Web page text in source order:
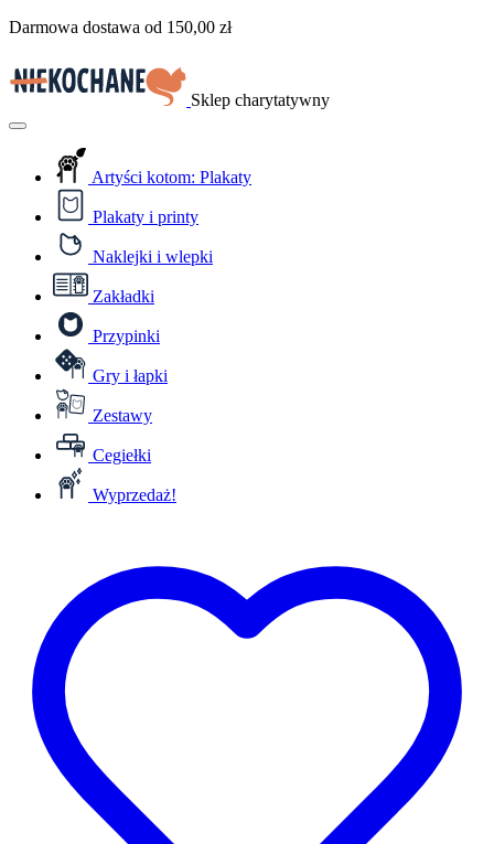
Przejdź
treści
Darmowa dostawa od 150,00 zł
Sklep charytatywny
Menu
Artyści kotom: Plakaty
Plakaty i printy
Naklejki i wlepki
Zakładki
Przypinki
Gry i łapki
Zestawy
Cegiełki
Wyprzedaż!